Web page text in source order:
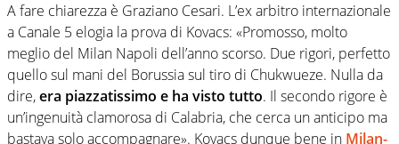
A fare chiarezza è Graziano Cesari. L’ex arbitro internazionale
a Canale 5 elogia la prova di Kovacs: «Promosso, molto
meglio del Milan Napoli dell’anno scorso. Due rigori, perfetto
quello sul mani del Borussia sul tiro di Chukwueze. Nulla da
dire,era piazzatissimo e ha visto tutto. Il secondo rigore è
un’ingenuità clamorosa di Calabria, che cerca un anticipo ma
bastava solo accompagnare». Kovacs dunque bene in Milan-